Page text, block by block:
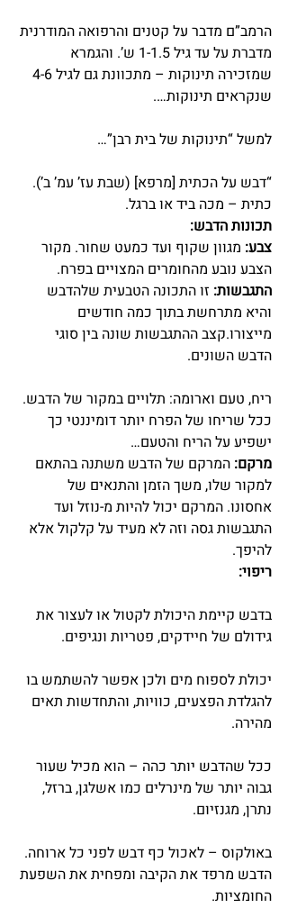
הרמב”ם מדבר על קטנים והרפואה המודרנית
מדברת על עד גיל 1-1.5 ש’. והגמרא
שנקראים תינוקות….
למשל “תינוקות של בית רבן”…
“דבש על הכתית [מרפא] (שבת עז’ עמ’ ב’).
כתית – מכה ביד או ברגל.
תכונות הדבש:
צבע: מגוון שקוף ועד כמעט שחור. מקור
הצבע נובע מהחומרים המצויים בפרח.
התגבשות: זו התכונה הטבעית שלהדבש
והיא מתרחשת בתוך כמה חודשים
מייצורו.קצב ההתגבשות שונה בין סוגי
הדבש השונים.
ריח, טעם וארומה: תלויים במקור של הדבש.
ככל שריחו של הפרח יותר דומיננטי כך
ישפיע על הריח והטעם…
מרקם: המרקם של הדבש משתנה בהתאם
למקור שלו, משך הזמן והתנאים של
אחסונו. המרקם יכול להיות מ-נוזל ועד
התגבשות גסה וזה לא מעיד על קלקול אלא
להיפך.
ריפוי:
בדבש קיימת היכולת לקטול או לעצור את
גידולם של חיידקים, פטריות ונגיפים.
יכולת לספוח מים ולכן אפשר להשתמש בו
להגלדת הפצעים, כוויות, והתחדשות תאים
מהירה.
ככל שהדבש יותר כהה – הוא מכיל שעור
גבוה יותר של מינרלים כמו אשלגן, ברזל,
נתרן, מגנזיום.
באולקוס – לאכול כף דבש לפני כל ארוחה.
הדבש מרפד את הקיבה ומפחית את השפעת
החומציות.